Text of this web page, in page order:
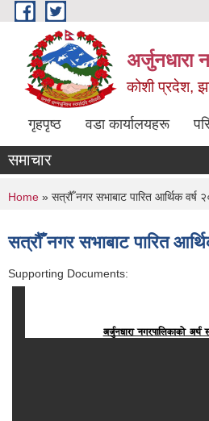
Skip to main content
अर्जुनधारा
कोशी प्रदेश,
गृहपृष्ठ वडा कार्यालयहरू
समाचार
You are here
Home » सत्रौँ नगर सभाबाट पारित आर्थिक वर्ष
सत्रौँ नगर सभाबाट पारित
Supporting Documents: